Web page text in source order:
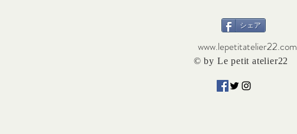
シェア
www.lepetitatelier22.com
© by Le petit atelier22